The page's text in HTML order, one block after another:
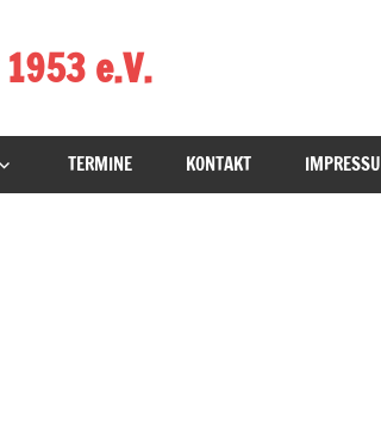
e.V.
TERMINE KONTAKT